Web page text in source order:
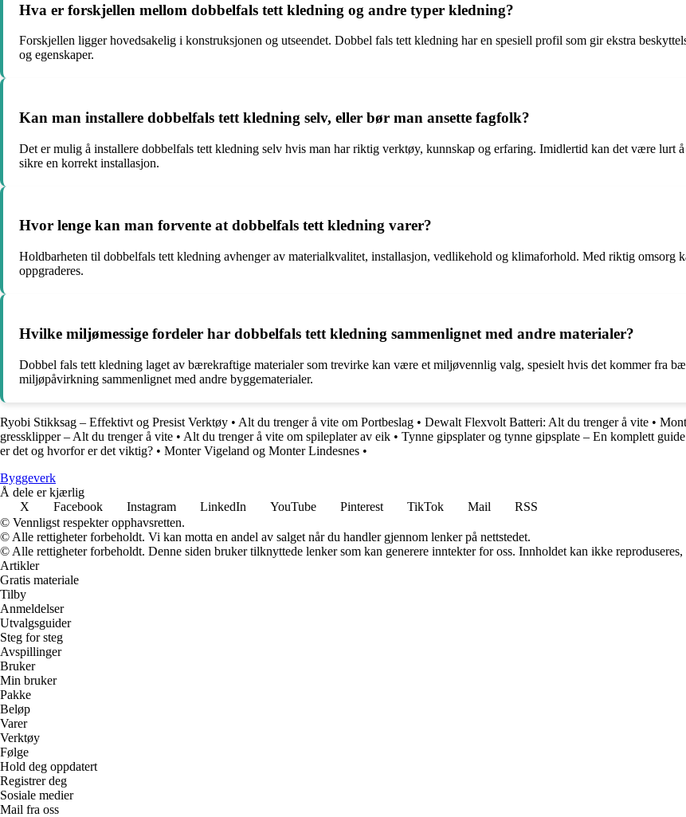
Hva er forskjellen mellom dobbelfals tett kledning og andre typer kledning?
Forskjellen ligger hovedsakelig i konstruksjonen og utseendet. Dobbel fals tett kledning har en spesiell profil som gir ekstra
og egenskaper.
Kan man installere dobbelfals tett kledning selv, eller bør man ansette fagfolk?
Det er mulig å installere dobbelfals tett kledning selv hvis man har riktig verktøy, kunnskap og erfaring. Imidlertid kan det være lurt
sikre en korrekt installasjon.
Hvor lenge kan man forvente at dobbelfals tett kledning varer?
Holdbarheten til dobbelfals tett kledning avhenger av materialkvalitet, installasjon, vedlikehold og klimaforhold. Med riktig omsorg
oppgraderes.
Hvilke miljømessige fordeler har dobbelfals tett kledning sammenlignet med andre materialer?
Dobbel fals tett kledning laget av bærekraftige materialer som trevirke kan være et miljøvennlig valg, spesielt hvis det kommer fra
miljøpåvirkning sammenlignet med andre byggematerialer.
Ryobi Stikksag – Effektivt og Presist Verktøy • Alt du trenger å vite om Portbeslag • Dewalt Flexvolt Batteri: Alt du trenger å vite •
gressklipper – Alt du trenger å vite • Alt du trenger å vite om spileplater av eik • Tynne gipsplater og tynne gipsplate – En komplett guide
er det og hvorfor er det viktig? • Monter Vigeland og Monter Lindesnes •
Byggeverk
Å dele er kjærlig
X
Facebook Instagram LinkedIn YouTube Pinterest TikTok Mail
RSS
© Vennligst respekter opphavsretten.
© Alle rettigheter forbeholdt. Vi kan motta en andel av salget når du handler gjennom lenker på nettstedet.
© Alle rettigheter forbeholdt. Denne siden bruker tilknyttede lenker som kan generere inntekter for oss. Innholdet kan ikke
Artikler
Gratis materiale
Tilby
Anmeldelser
Utvalgsguider
Steg for steg
Avspillinger
Bruker
Min bruker
Pakke
Beløp
Varer
Verktøy
Følge
Hold deg oppdatert
Registrer deg
Sosiale medier
Mail fra oss